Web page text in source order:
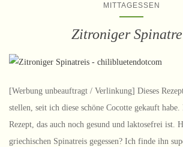
MITTAGESSEN
Zitroniger
[Werbung unbeauftragt / Verlinkung] Dieses
stellen, seit ich diese schöne Cocotte gekauft habe.
Rezept, das auch noch gesund und laktosefrei ist.
griechischen Spinatreis gegessen? Ich finde ihn